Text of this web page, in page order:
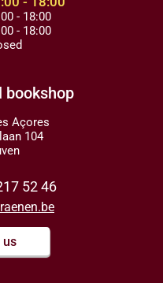
- 18:00
- 18:00
bookshop
Açores
104
52 46
us